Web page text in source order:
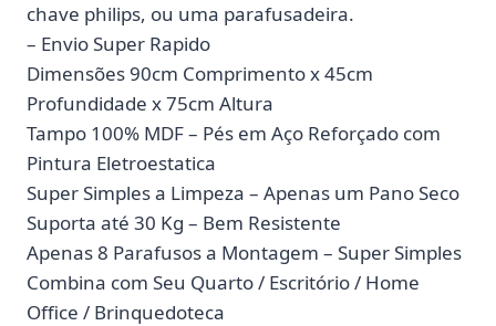
chave philips, ou uma parafusadeira.
– Envio Super Rapido
Dimensões 90cm Comprimento x 45cm
Profundidade x 75cm Altura
Tampo 100% MDF – Pés em Aço Reforçado com
Pintura Eletroestatica
Super Simples a Limpeza – Apenas um Pano Seco
Suporta até 30 Kg – Bem Resistente
Apenas 8 Parafusos a Montagem – Super Simples
Combina com Seu Quarto / Escritório / Home
Office / Brinquedoteca